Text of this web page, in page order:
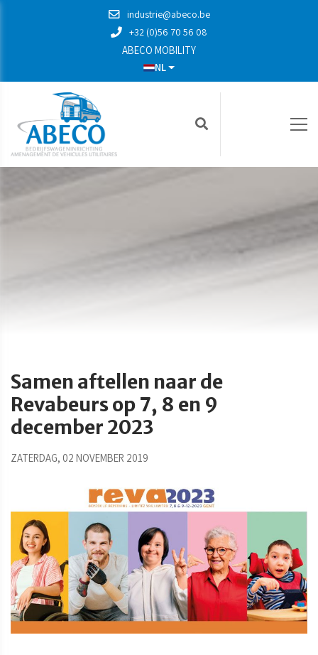
industrie@abeco.be
+32 (0)56 70 56 08
ABECO MOBILITY
NL
Samen aftellen naar de
Revabeurs op 7, 8 en 9
december 2023
ZATERDAG, 02 NOVEMBER 2019